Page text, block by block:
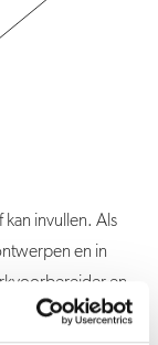
kan invullen. Als
en in
en